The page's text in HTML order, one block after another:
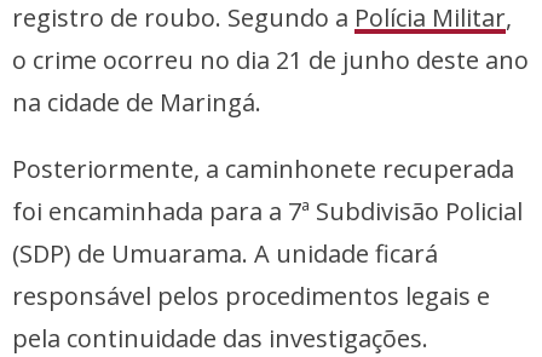
registro de roubo. Segundo a Polícia Militar,
o crime ocorreu no dia 21 de junho deste ano
na cidade de Maringá.
Posteriormente, a caminhonete recuperada
foi encaminhada para a 7ª Subdivisão Policial
(SDP) de Umuarama. A unidade ficará
responsável pelos procedimentos legais e
pela continuidade das investigações.